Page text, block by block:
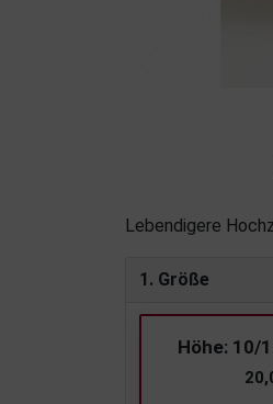
Lebendigere
1. Größe
Höhe: 10/